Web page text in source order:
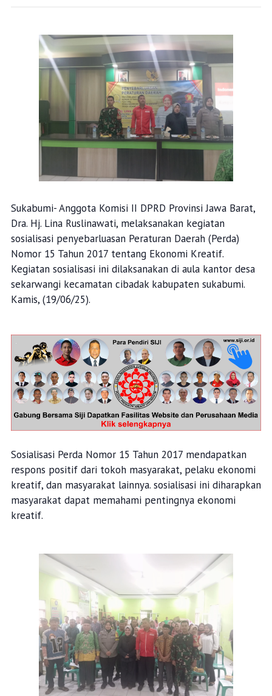
Sukabumi- Anggota Komisi II DPRD Provinsi Jawa Barat,
Dra. Hj. Lina Ruslinawati, melaksanakan kegiatan
sosialisasi penyebarluasan Peraturan Daerah (Perda)
Nomor 15 Tahun 2017 tentang Ekonomi Kreatif.
Kegiatan sosialisasi ini dilaksanakan di aula kantor desa
sekarwangi kecamatan cibadak kabupaten sukabumi.
Kamis, (19/06/25).
Sosialisasi Perda Nomor 15 Tahun 2017 mendapatkan
respons positif dari tokoh masyarakat, pelaku ekonomi
kreatif, dan masyarakat lainnya. sosialisasi ini diharapkan
masyarakat dapat memahami pentingnya ekonomi
kreatif.